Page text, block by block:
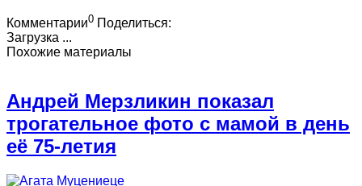
Комментарии0 Поделиться:
Загрузка ...
Похожие материалы
Андрей Мерзликин показал
трогательное фото с мамой в день
её 75-летия